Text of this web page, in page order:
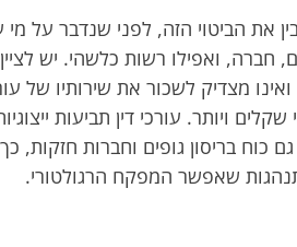
את הביטוי הזה, לפני שנדבר
חברה, ואפילו רשות כלשהי. יש
מצדיק לשכור את שירותיו של
שקלים ויותר. עורכי דין תביעות
גם כוח בריסון גופים וחברות
שאפשר המפקח הרגולטורי.